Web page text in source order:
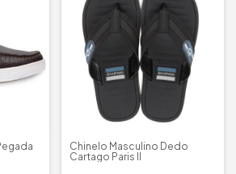
Chinelo Masculino Dedo
Cartago Paris II